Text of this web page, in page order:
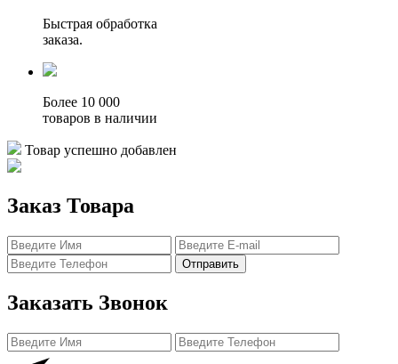
Быстрая обработка
заказа.
Более 10 000
товаров в наличии
Товар успешно добавлен
Заказ Товара
Отправить
Заказать Звонок